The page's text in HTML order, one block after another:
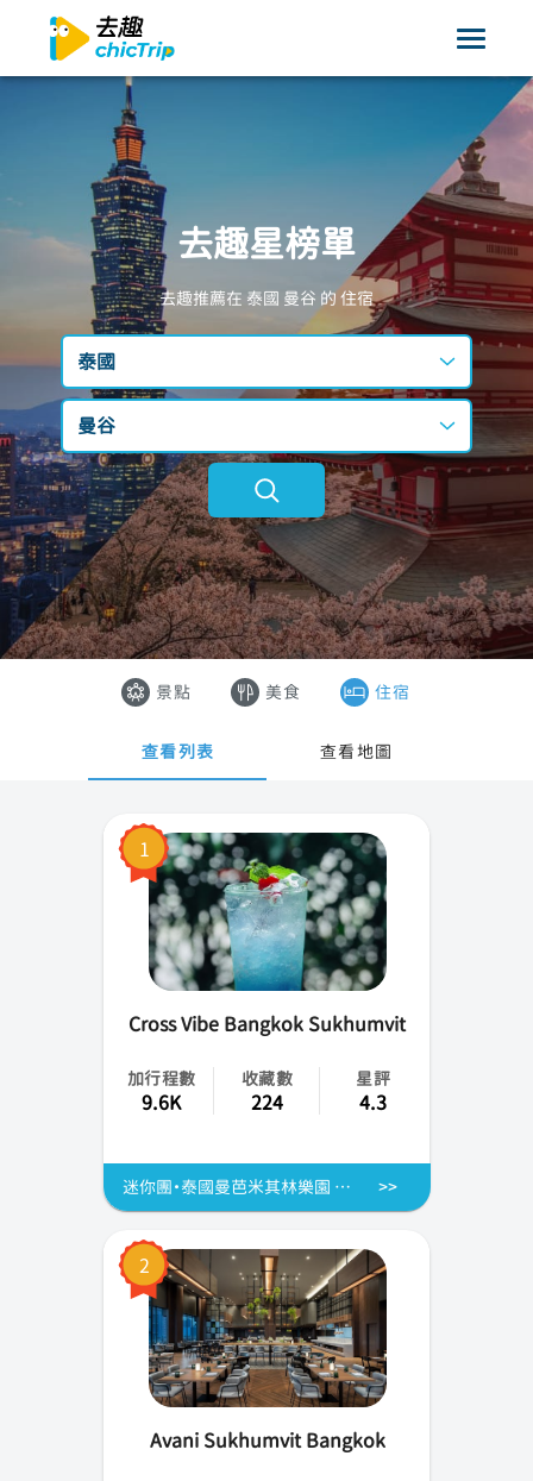
去趣星榜單
去趣推薦在 泰國 曼谷 的 住宿
泰國
台灣
日本
韓國
香港
澳門
曼谷
不限區域
曼谷
芭達雅
清邁
普吉島
春武里府
北碧府
景點 美食 住宿
查看列表 查看地圖
1
Cross Vibe Bangkok Sukhumvit
加行程數
9.6K
收藏數
224
星評
4.3
迷你團・泰國曼芭米其林樂園 5 日|格蘭島玩水趣&大城動物園&米其林餐廳|2~8人成行・專車不併團・不含機票
2
Avani Sukhumvit Bangkok